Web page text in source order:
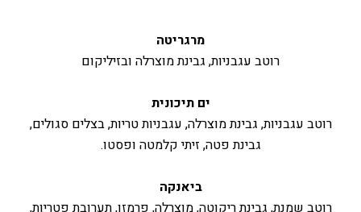
מרגריטה
רוטב עגבניות, גבינת מוצרלה ובזיליקום
ים תיכונית
רוטב עגבניות, גבינת מוצרלה, עגבניות טריות, בצלים סגולים,
גבינת פטה, זיתי קלמטה ופסטו.
ביאנקה
רוטב שמנת, גבינת ריקוטה, מוצרלה, פרמזן, תערובת פטריות,